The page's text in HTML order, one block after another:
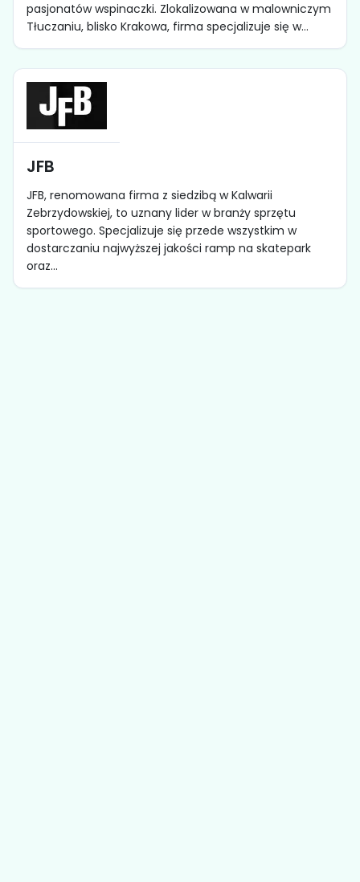
pasjonatów wspinaczki. Zlokalizowana w malowniczym
Tłuczaniu, blisko Krakowa, firma specjalizuje się w...
JFB
JFB, renomowana firma z siedzibą w Kalwarii
Zebrzydowskiej, to uznany lider w branży sprzętu
sportowego. Specjalizuje się przede wszystkim w
dostarczaniu najwyższej jakości ramp na skatepark
oraz...